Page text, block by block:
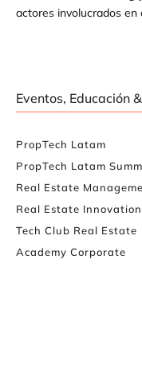
actores involucrados en
Eventos, Educación
PropTech Latam
PropTech Latam
Real Estate
Real Estate
Tech Club Real Estate
Academy Corporate